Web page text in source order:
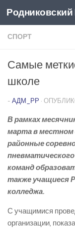
Перейти к
СПОРТ
Самые
школе
- АДМ_РР ·
В рамках
марта в
районные
команд
также учащиеся
колледжа.
С учащимися
организации,